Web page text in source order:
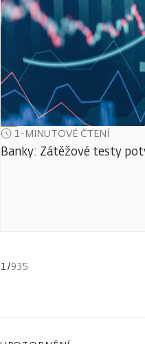
1-MINUTOVÉ ČTENÍ
Banky: Zátěžové testy
1/935